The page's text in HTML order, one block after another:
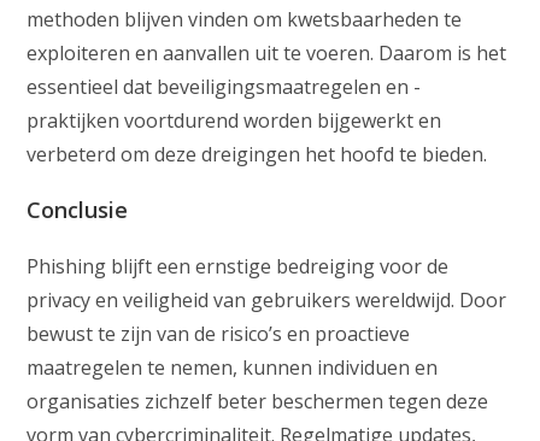
methoden blijven vinden om kwetsbaarheden te
exploiteren en aanvallen uit te voeren. Daarom is het
essentieel dat beveiligingsmaatregelen en -
praktijken voortdurend worden bijgewerkt en
verbeterd om deze dreigingen het hoofd te bieden.
Conclusie
Phishing blijft een ernstige bedreiging voor de
privacy en veiligheid van gebruikers wereldwijd. Door
bewust te zijn van de risico’s en proactieve
maatregelen te nemen, kunnen individuen en
organisaties zichzelf beter beschermen tegen deze
vorm van cybercriminaliteit. Regelmatige updates,